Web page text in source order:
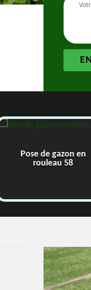
Pose de gazon en
rouleau 58